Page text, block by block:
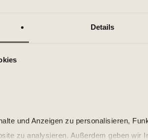
Details
und Anzeigen zu personalisieren,
zu analysieren. Außerdem geben wir